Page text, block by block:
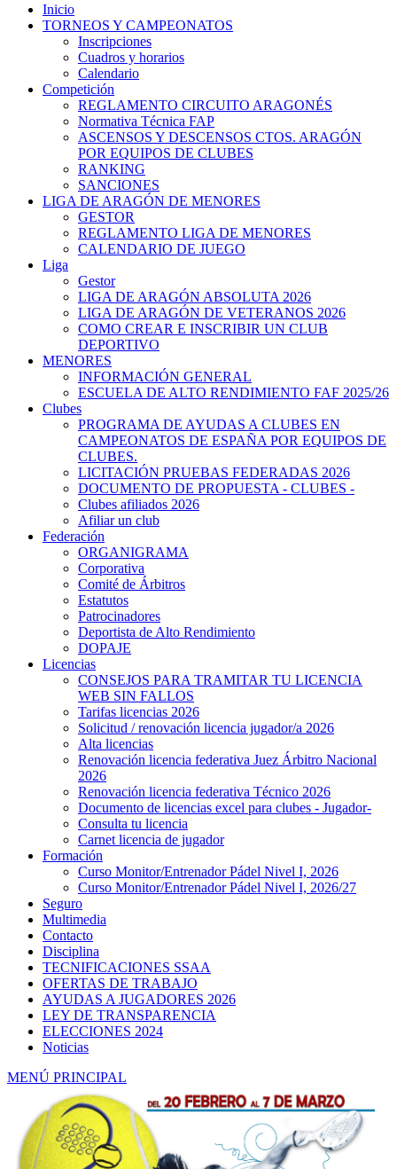
Inicio
TORNEOS Y CAMPEONATOS
Inscripciones
Cuadros y horarios
Calendario
Competición
REGLAMENTO CIRCUITO ARAGONÉS
Normativa Técnica FAP
ASCENSOS Y DESCENSOS CTOS. ARAGÓN
POR EQUIPOS DE CLUBES
RANKING
SANCIONES
LIGA DE ARAGÓN DE MENORES
GESTOR
REGLAMENTO LIGA DE MENORES
CALENDARIO DE JUEGO
Liga
Gestor
LIGA DE ARAGÓN ABSOLUTA 2026
LIGA DE ARAGÓN DE VETERANOS 2026
COMO CREAR E INSCRIBIR UN CLUB
DEPORTIVO
MENORES
INFORMACIÓN GENERAL
ESCUELA DE ALTO RENDIMIENTO FAF 2025/26
Clubes
PROGRAMA DE AYUDAS A CLUBES EN
CAMPEONATOS DE ESPAÑA POR EQUIPOS DE
CLUBES.
LICITACIÓN PRUEBAS FEDERADAS 2026
DOCUMENTO DE PROPUESTA - CLUBES -
Clubes afiliados 2026
Afiliar un club
Federación
ORGANIGRAMA
Corporativa
Comité de Árbitros
Estatutos
Patrocinadores
Deportista de Alto Rendimiento
DOPAJE
Licencias
CONSEJOS PARA TRAMITAR TU LICENCIA
WEB SIN FALLOS
Tarifas licencias 2026
Solicitud / renovación licencia jugador/a 2026
Alta licencias
Renovación licencia federativa Juez Árbitro Nacional
2026
Renovación licencia federativa Técnico 2026
Documento de licencias excel para clubes - Jugador-
Consulta tu licencia
Carnet licencia de jugador
Formación
Curso Monitor/Entrenador Pádel Nivel I, 2026
Curso Monitor/Entrenador Pádel Nivel I, 2026/27
Seguro
Multimedia
Contacto
Disciplina
TECNIFICACIONES SSAA
OFERTAS DE TRABAJO
AYUDAS A JUGADORES 2026
LEY DE TRANSPARENCIA
ELECCIONES 2024
Noticias
MENÚ PRINCIPAL